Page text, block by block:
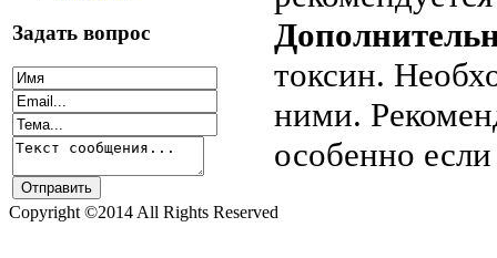
Задать вопрос
токсин.
ними.
особенно
Copyright ©2014 All Rights Reserved